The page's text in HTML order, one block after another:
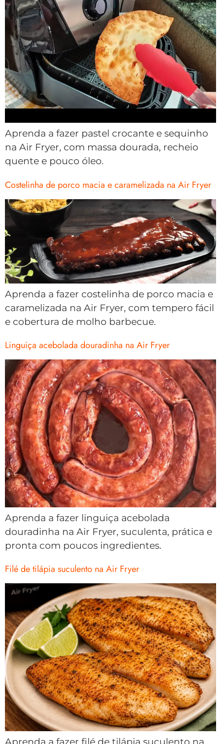
Aprenda a fazer pastel crocante e sequinho
na Air Fryer, com massa dourada, recheio
quente e pouco óleo.
Costelinha de porco macia e caramelizada na Air Fryer
Aprenda a fazer costelinha de porco macia e
caramelizada na Air Fryer, com tempero fácil
e cobertura de molho barbecue.
Linguiça acebolada douradinha na Air Fryer
Aprenda a fazer linguiça acebolada
douradinha na Air Fryer, suculenta, prática e
pronta com poucos ingredientes.
Filé de tilápia suculento na Air Fryer